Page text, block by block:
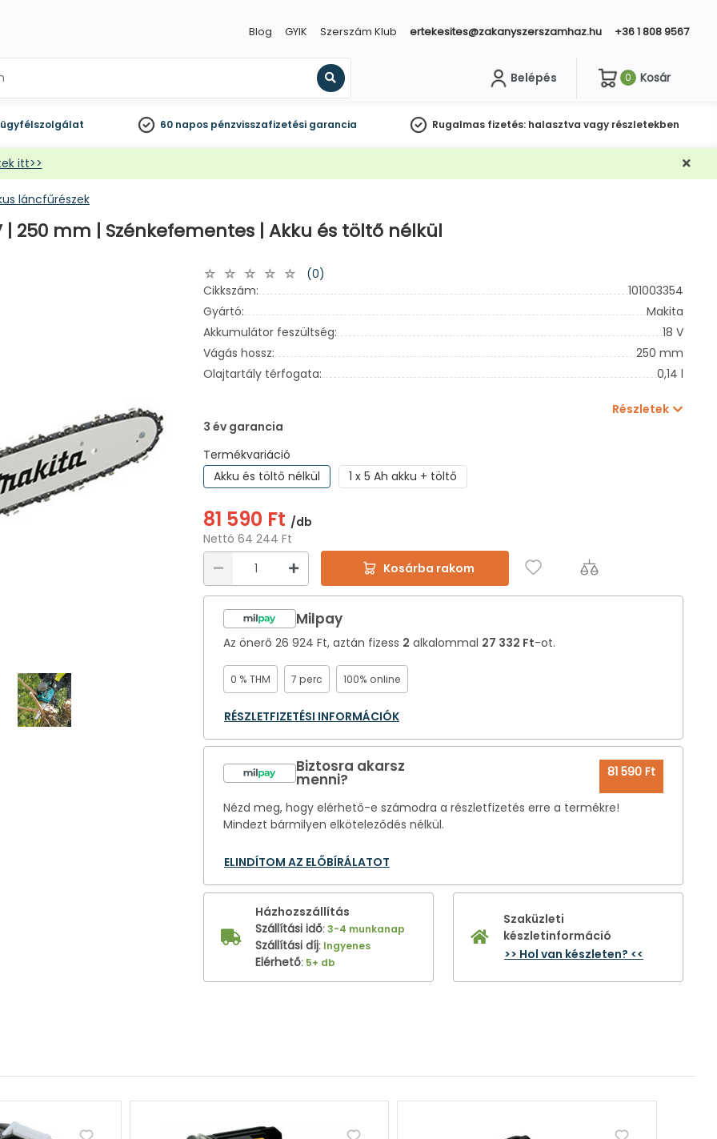
Blog GYIK Szerszám Klub ertekesites@zakanyszerszamhaz.hu +36 1 808 9567
Keresés
Belépés 0 Kosár
ügyfélszolgálat 60 napos pénzvisszafizetési garancia Rugalmas fizetés: halasztva vagy részletekben
itt>>
láncfűrészek
| 250 mm | Szénkefementes | Akku és töltő nélkül
(0)
Cikkszám:
101003354
Gyártó:
Makita
Akkumulátor feszültség:
18 V
Vágás hossz:
250 mm
Olajtartály térfogata:
0,14 l
Részletek
3 év garancia
Termékvariáció
Akku és töltő nélkül
1 x 5 Ah akku + töltő
81 590 Ft /db
Nettó 64 244 Ft
Kosárba rakom
Milpay
Az önerő 26 924 Ft, aztán fizess 2 alkalommal 27 332 Ft-ot.
0 % THM 7 perc 100% online
RÉSZLETFIZETÉSI INFORMÁCIÓK
Biztosra akarsz
menni? 81 590 Ft
Nézd meg, hogy elérhető-e számodra a részletfizetés erre a termékre!
Mindezt bármilyen elköteleződés nélkül.
ELINDÍTOM AZ ELŐBÍRÁLATOT
Házhozszállítás
Szállítási idő:3-4 munkanap
Szállítási díj: Ingyenes
Elérhető: 5+ db
Szaküzleti
készletinformáció
>> Hol van készleten? <<